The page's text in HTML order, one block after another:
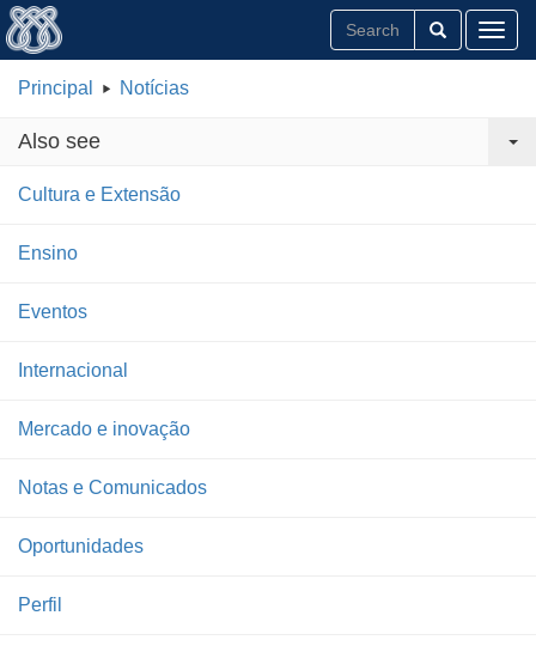
Principal Notícias
Also see
Cultura e Extensão
Ensino
Eventos
Internacional
Mercado e inovação
Notas e Comunicados
Oportunidades
Perfil